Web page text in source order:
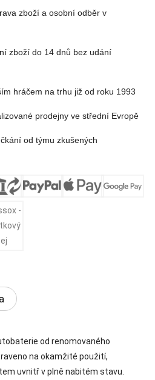
zboží a osobní odběr v
zboží do 14 dnů bez udání
hráčem na trhu již od roku 1993
prodejny ve střední Evropě
od týmu zkušených
od renomovaného
na okamžité použití,
uvnitř v plně nabitém stavu.